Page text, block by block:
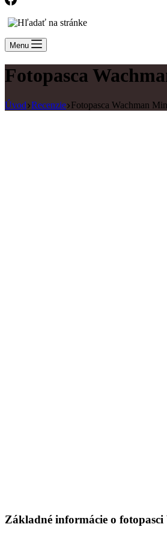
Menu
Fotopasca
Úvod Recenzie Fotopasca Wachman
Základné informácie o